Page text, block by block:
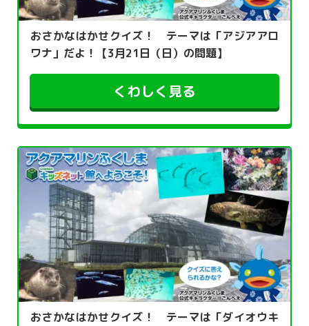
おさかなはかせクイズ！ テーマは「アジアアロ
ワナ」だよ！【3月21日（日）の問題】
くわしく見る
おさかなはかせクイズ！ テーマは「ダイオウキ